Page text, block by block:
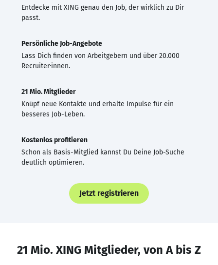
Entdecke mit XING genau den Job, der wirklich zu Dir
passt.
Persönliche Job-Angebote
Lass Dich finden von Arbeitgebern und über 20.000
Recruiter·innen.
21 Mio. Mitglieder
Knüpf neue Kontakte und erhalte Impulse für ein
besseres Job-Leben.
Kostenlos profitieren
Schon als Basis-Mitglied kannst Du Deine Job-Suche
deutlich optimieren.
Jetzt registrieren
21 Mio. XING Mitglieder, von A bis Z